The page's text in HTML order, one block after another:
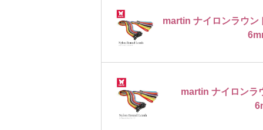
martin ナイロンラウン
martin ナイロンラ